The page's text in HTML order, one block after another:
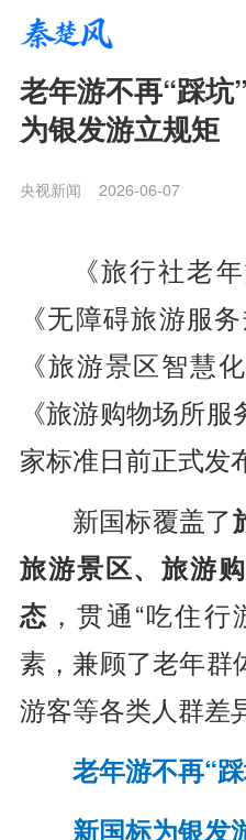
老年游不再“踩
为银发游立规矩
央视新闻 2026-06-07
《旅行社老
《无障碍旅游服
《旅游景区智慧
《旅游购物场所
家标准日前正式发
新国标覆盖了
旅游景区、旅游
态 ，贯通“吃住
素，兼顾了老年群
游客等各类人群差
老年游不再“
新国标为银发